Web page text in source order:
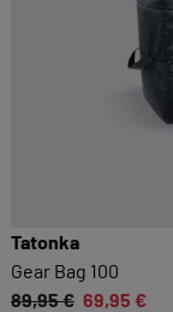
Tatonka
Gear Bag 100
89,95 € 69,95 €